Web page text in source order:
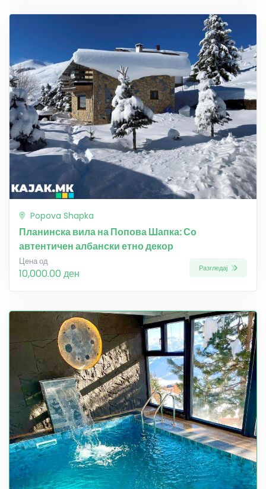
Popova Shapka
Планинска вила на Попова Шапка: Со
автентичен албански етно декор
Цена од
10,000.00 ден Разгледај